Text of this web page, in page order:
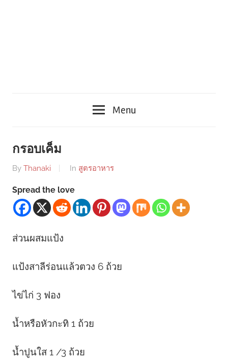
Menu
กรอบเค็ม
By Thanaki In สูตรอาหาร
Spread the love
ส่วนผสมแป้ง
แป้งสาลีร่อนแล้วตวง 6 ถ้วย
ไข่ไก่ 3 ฟอง
น้ำหรือหัวกะทิ 1 ถ้วย
น้ำปูนใส 1 /3 ถ้วย